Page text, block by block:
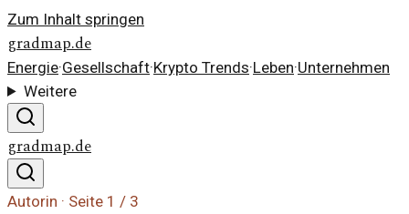
Zum Inhalt springen
gradmap.de
Energie·Gesellschaft·Krypto Trends·Leben·Unternehmen
Weitere
gradmap.de
Autorin · Seite 1 / 3